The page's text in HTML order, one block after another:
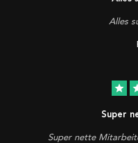
Alles
star
Super
Super nette